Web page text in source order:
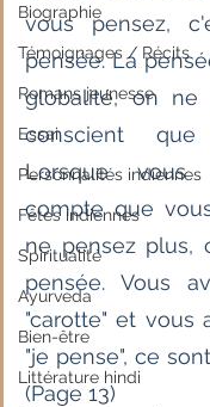
Biographie
Témoignages / Récits
Romans jeunesse
Essai
Personnalités indiennes
Fêtes indiennes
Spiritualité
Ayurveda
Bien-être
Littérature hindi
vous pensez,
pensée. La
globalité, on ne
conscient
Lorsque vous
compte que
ne pensez plus,
pensée. Vous
"carotte" et vous
"je pense", ce
(Page 13)